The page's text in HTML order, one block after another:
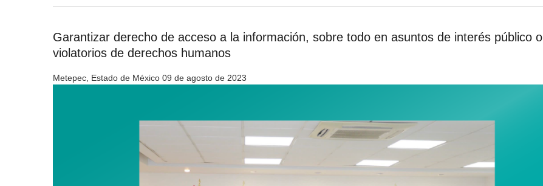
Garantizar derecho de acceso a la información, sobre todo en asuntos de interés público o
violatorios de derechos humanos
Metepec, Estado de México 09 de agosto de 2023